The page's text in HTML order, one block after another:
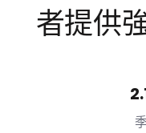
者提供